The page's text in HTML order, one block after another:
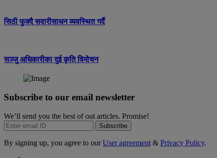
सिठी फुक्दै सवारीसाधन व्यवस्थित गर्दै
सञ्जु अधिकारीका दुई कृति विमोचन
Subscribe to our email newsletter
We’ll send you the best of out articles. Promise!
Subscribe
By signing up, you agree to ourUser agreement & Privacy Policy.